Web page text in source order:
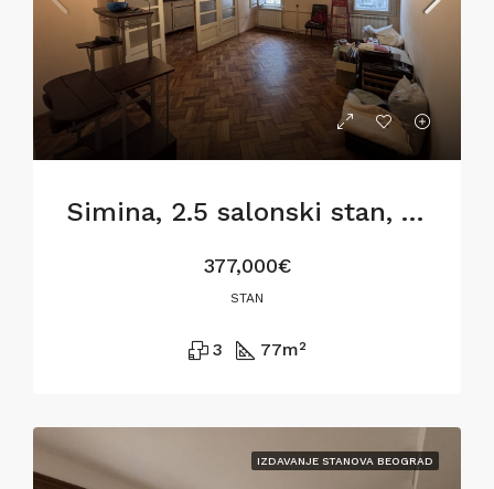
Simina, 2.5 salonski stan, 77m2, za renoviranje
377,000€
STAN
3 77m²
IZDAVANJE STANOVA BEOGRAD